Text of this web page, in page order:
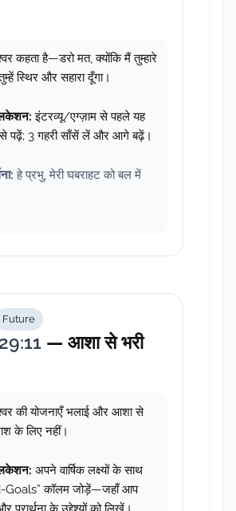
कहता है—डरो मत, क्योंकि मैं तुम्हारे
स्थिर और सहारा दूँगा।
इंटरव्यू/एग्ज़ाम से पहले यह
पढ़ें; 3 गहरी साँसें लें और आगे बढ़ें।
हे प्रभु, मेरी घबराहट को बल में
Future
29:11 — आशा से भरी
की योजनाएँ भलाई और आशा से
के लिए नहीं।
अपने वार्षिक लक्ष्यों के साथ
Goals” कॉलम जोड़ें—जहाँ आप